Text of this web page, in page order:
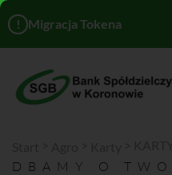
! Migracja Tokena
DBAMY O